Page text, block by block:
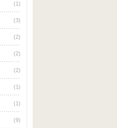
(1)
(3)
(2)
(2)
(2)
(1)
(1)
(9)